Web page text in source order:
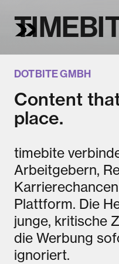
DOTBITE GMBH
Content
place.
timebite
Arbeitgebern,
Plattform. Die
junge, kritische
die Werbung
ignoriert.